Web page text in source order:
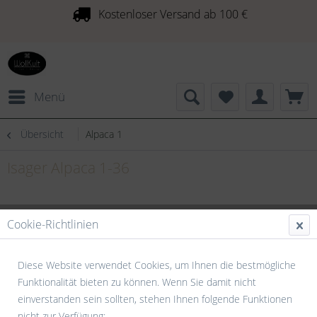
Kostenloser Versand ab 100 €
Menü
Übersicht Alpaca 1
Cookie-Richtlinien
Diese Website verwendet Cookies, um Ihnen die bestmögliche
Funktionalität bieten zu können. Wenn Sie damit nicht
einverstanden sein sollten, stehen Ihnen folgende Funktionen